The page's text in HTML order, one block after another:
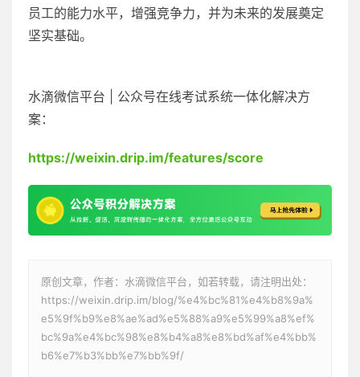
员工的能力水平，增强竞争力，并为未来的发展奠定
坚实基础。
水滴微信平台 | 公众号在线考试系统一体化解决方
案：
https://weixin.drip.im/features/score
原创文章，作者：水滴微信平台，如若转载，请注明出处：
https://weixin.drip.im/blog/%e4%bc%81%e4%b8%9a%
e5%9f%b9%e8%ae%ad%e5%88%a9%e5%99%a8%ef%
bc%9a%e4%bc%98%e8%b4%a8%e8%bd%af%e4%bb%
b6%e7%b3%bb%e7%bb%9f/